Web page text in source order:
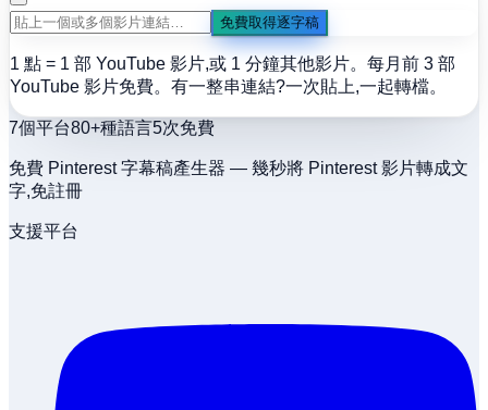
免費取得逐字稿
1 點 = 1 部 YouTube 影片,或 1 分鐘其他影片。每月前 3 部
YouTube 影片免費。 有一整串連結?一次貼上,一起轉檔。
7個平台80+種語言5次免費
免費 Pinterest 字幕稿產生器 — 幾秒將 Pinterest 影片轉成文
字,免註冊
支援平台